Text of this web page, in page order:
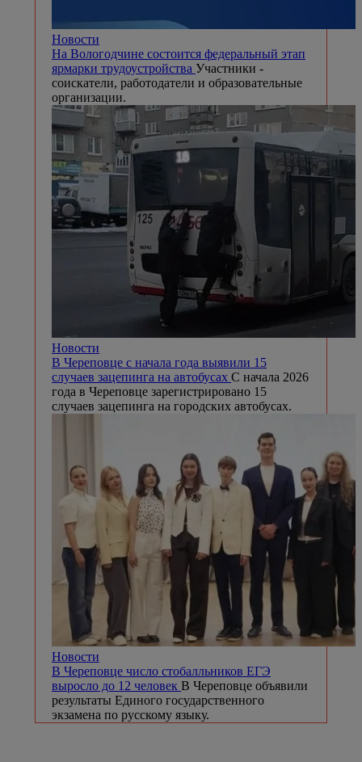
Новости
На Вологодчине состоится федеральный этап
ярмарки трудоустройства Участники -
соискатели, работодатели и образовательные
организации.
Новости
В Череповце с начала года выявили 15
случаев зацепинга на автобусах С начала 2026
года в Череповце зарегистрировано 15
случаев зацепинга на городских автобусах.
Новости
В Череповце число стобалльников ЕГЭ
выросло до 12 человек В Череповце объявили
результаты Единого государственного
экзамена по русскому языку.